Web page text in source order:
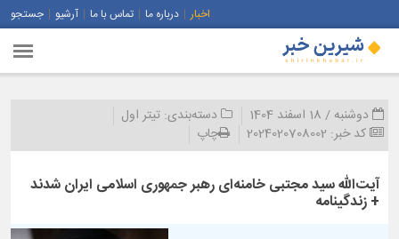
اخبار درباره ما تماس با ما آرشیو جستجو
دوشنبه / 18 اسفند 1404 دسته‌بندی: تیتر اول
کد خبر: 2024020708002 چاپ
آیت‌الله سید مجتبی خامنه‌ای رهبر جمهوری اسلامی ایران شدند
+ زندگینامه